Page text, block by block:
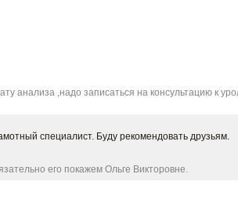
анализа ,надо записаться на консультацию к
специалист. Буду рекомендовать друзьям.
его покажем Ольге Викторовне.